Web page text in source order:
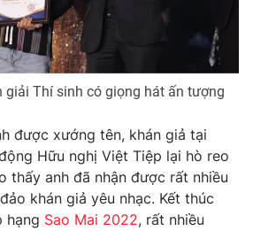
VTV Thể thao
Bất động sản
Tấm lòng Việt
Vươn mình bằng AI
giải Thí sinh có giọng hát ấn tượng
được xướng tên, khán giả tại
Hữu nghị Việt Tiệp lại hò reo
thấy anh đã nhận được rất nhiều
khán giả yêu nhạc. Kết thúc
hạng Sao Mai 2022, rất nhiều